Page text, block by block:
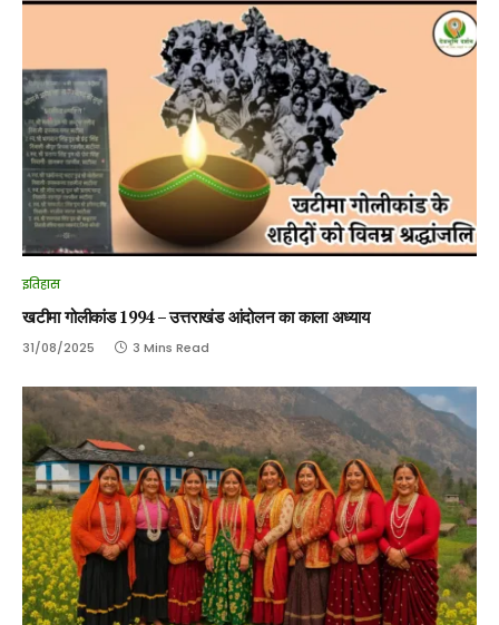
इतिहास
खटीमा गोलीकांड 1994 – उत्तराखंड आंदोलन का काला अध्याय
31/08/2025 3 Mins Read